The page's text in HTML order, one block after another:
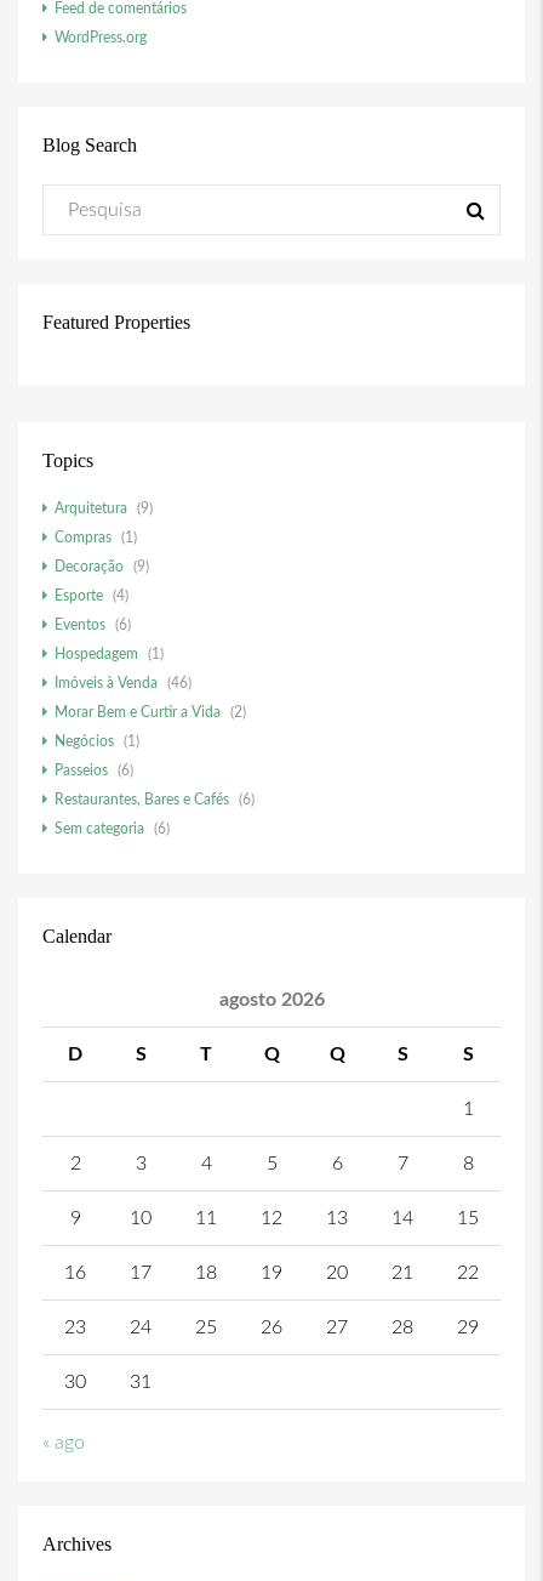
Feed de comentários
WordPress.org
Blog Search
Featured Properties
Topics
Arquitetura
(9)
Compras
(1)
Decoração
(9)
Esporte
(4)
Eventos
(6)
Hospedagem
(1)
Imóveis à Venda
(46)
Morar Bem e Curtir a Vida
(2)
Negócios
(1)
Passeios
(6)
Restaurantes, Bares e Cafés
(6)
Sem categoria
(6)
Calendar
agosto 2026
D S T Q Q S S
1
2 3 4 5 6 7 8
9 10 11 12 13 14 15
16 17 18 19 20 21 22
23 24 25 26 27 28 29
30 31
« ago
Archives